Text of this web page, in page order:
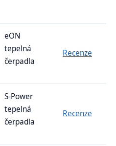
eON
tepelná
čerpadla
Recenze
S-Power
tepelná
čerpadla
Recenze